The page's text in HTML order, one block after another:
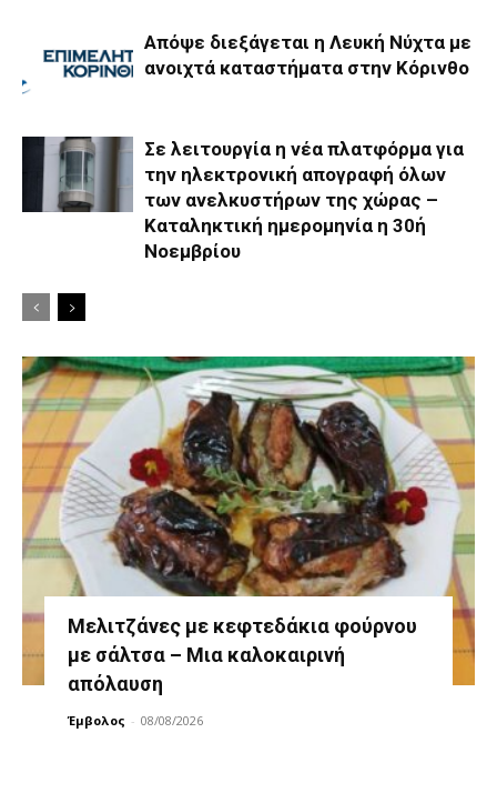
Απόψε διεξάγεται η Λευκή Νύχτα με
ανοιχτά καταστήματα στην Κόρινθο
Σε λειτουργία η νέα πλατφόρμα για
την ηλεκτρονική απογραφή όλων
των ανελκυστήρων της χώρας –
Καταληκτική ημερομηνία η 30ή
Νοεμβρίου
Μελιτζάνες με κεφτεδάκια φούρνου
με σάλτσα – Μια καλοκαιρινή
απόλαυση
Έμβολος - 08/08/2026